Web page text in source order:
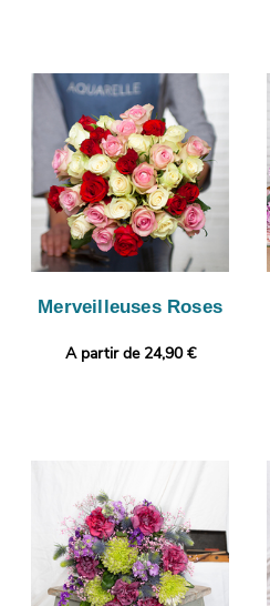
Merveilleuses Roses
A partir de 24,90 €